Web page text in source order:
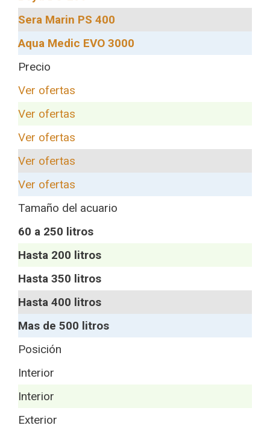
Sera Marin PS 400
Aqua Medic EVO 3000
Precio
Ver ofertas
Ver ofertas
Ver ofertas
Ver ofertas
Ver ofertas
Tamaño del acuario
60 a 250 litros
Hasta 200 litros
Hasta 350 litros
Hasta 400 litros
Mas de 500 litros
Posición
Interior
Interior
Exterior